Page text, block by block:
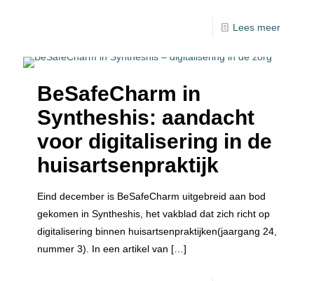
Lees meer
BeSafeCharm in
Syntheshis: aandacht
voor digitalisering in de
huisartsenpraktijk
Eind december is BeSafeCharm uitgebreid aan bod
gekomen in Syntheshis, het vakblad dat zich richt op
digitalisering binnen huisartsenpraktijken(jaargang 24,
nummer 3). In een artikel van […]